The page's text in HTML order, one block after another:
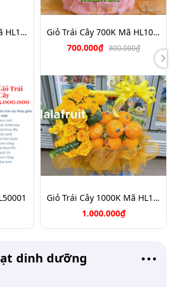
Giỏ hoa quả 1000k Mã HL1051
Giỏ Trái Cây 700K Mã HL1080
700.000₫ 800.000₫
Giỏ Trái Cây 1000K Mã HL1069
1.000.000₫
dinh dưỡng